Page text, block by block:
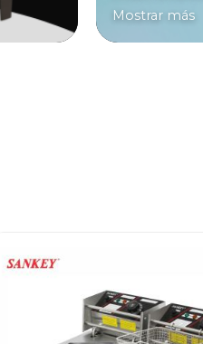
Mostrar más